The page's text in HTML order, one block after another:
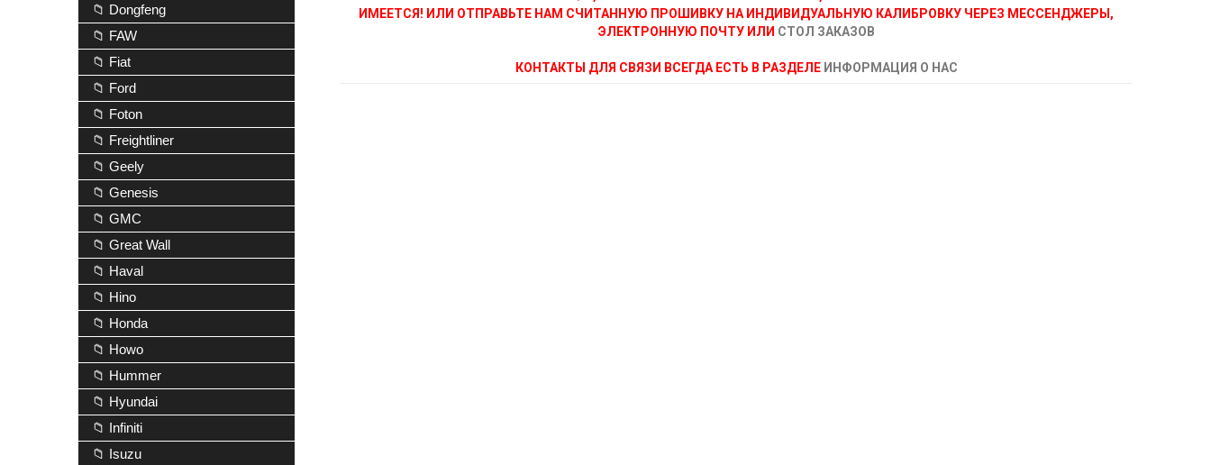
ИМЕЕТСЯ! ИЛИ ОТПРАВЬТЕ НАМ СЧИТАННУЮ ПРОШИВКУ НА ИНДИВИДУАЛЬНУЮ КАЛИБРОВКУ ЧЕРЕЗ МЕССЕНДЖЕРЫ,
ЭЛЕКТРОННУЮ ПОЧТУ ИЛИ СТОЛ ЗАКАЗОВ
КОНТАКТЫ ДЛЯ СВЯЗИ ВСЕГДА ЕСТЬ В РАЗДЕЛЕ ИНФОРМАЦИЯ О НАС
📁 Dongfeng
📁 FAW
📁 Fiat
📁 Ford
📁 Foton
📁 Freightliner
📁 Geely
📁 Genesis
📁 GMC
📁 Great Wall
📁 Haval
📁 Hino
📁 Honda
📁 Howo
📁 Hummer
📁 Hyundai
📁 Infiniti
📁 Isuzu